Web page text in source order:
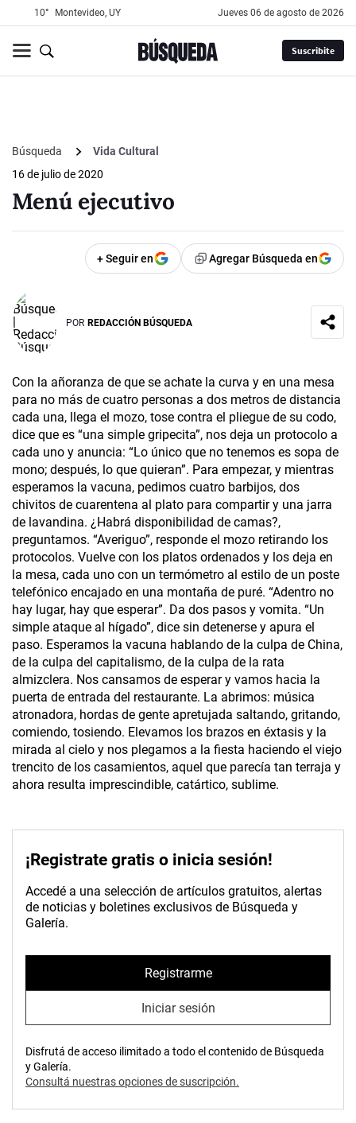
10° Montevideo, UY jueves 06 de agosto de 2026
Suscribite
Búsqueda
Vida Cultural
16 de julio de 2020
Menú ejecutivo
+ Seguir en Agregar Búsqueda en
POR REDACCIÓN BÚSQUEDA
Con la añoranza de que se achate la curva y en una mesa
para no más de cuatro personas a dos metros de distancia
cada una, llega el mozo, tose contra el pliegue de su codo,
dice que es “una simple gripecita”, nos deja un protocolo a
cada uno y anuncia: “Lo único que no tenemos es sopa de
mono; después, lo que quieran”. Para empezar, y mientras
esperamos la vacuna, pedimos cuatro barbijos, dos
chivitos de cuarentena al plato para compartir y una jarra
de lavandina. ¿Habrá disponibilidad de camas?,
preguntamos. “Averiguo”, responde el mozo retirando los
protocolos. Vuelve con los platos ordenados y los deja en
la mesa, cada uno con un termómetro al estilo de un poste
telefónico encajado en una montaña de puré. “Adentro no
hay lugar, hay que esperar”. Da dos pasos y vomita. “Un
simple ataque al hígado”, dice sin detenerse y apura el
paso. Esperamos la vacuna hablando de la culpa de China,
de la culpa del capitalismo, de la culpa de la rata
almizclera. Nos cansamos de esperar y vamos hacia la
puerta de entrada del restaurante. La abrimos: música
atronadora, hordas de gente apretujada saltando, gritando,
comiendo, tosiendo. Elevamos los brazos en éxtasis y la
mirada al cielo y nos plegamos a la fiesta haciendo el viejo
trencito de los casamientos, aquel que parecía tan terraja y
ahora resulta imprescindible, catártico, sublime.
¡Registrate gratis o inicia sesión!
Accedé a una selección de artículos gratuitos, alertas
de noticias y boletines exclusivos de Búsqueda y
Galería.
Registrarme
Iniciar sesión
Disfrutá de acceso ilimitado a todo el contenido de Búsqueda
y Galería.
Consultá nuestras opciones de suscripción.